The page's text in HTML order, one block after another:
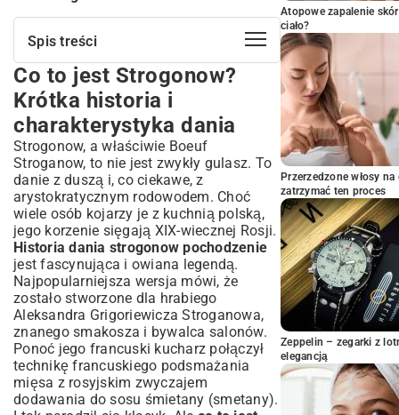
Spis treści
Co to jest Strogonow? Krótka historia i
charakterystyka dania
Niezbędne składniki do przygotowania
tradycyjnego Strogonowa
Wybór mięsa: Jaka wołowina będzie
najlepsza do Strogonowa?
Podstawa aromatycznego sosu: Grzyby,
cebula i inne warzywa
Tajemnica kremowości: Rola śmietany i
musztardy w sosie
Przyprawy, które podkreślą głębię smaku
Przygotowanie krok po kroku: Jak zrobić
idealnego Strogonowa
Wstępne przygotowanie składników:
Krojenie i marynowanie
Klucz do smaku: Smażenie mięsa i warzyw
Duszenie i zagęszczanie sosu: Osiąganie
perfekcyjnej konsystencji
Wariacje na temat Strogonowa: Jak
Co to jest Strogonow?
Krótka historia i
charakterystyka dania
Strogonow, a właściwie Boeuf
Stroganow, to nie jest zwykły gulasz. To
danie z duszą i, co ciekawe, z
arystokratycznym rodowodem. Choć
wiele osób kojarzy je z kuchnią polską,
jego korzenie sięgają XIX-wiecznej Rosji.
Historia dania strogonow pochodzenie
jest fascynująca i owiana legendą.
Najpopularniejsza wersja mówi, że
zostało stworzone dla hrabiego
Aleksandra Grigoriewicza Stroganowa,
znanego smakosza i bywalca salonów.
Ponoć jego francuski kucharz połączył
technikę francuskiego podsmażania
mięsa z rosyjskim zwyczajem
dodawania do sosu śmietany (smetany).
Atopowe zapalenie
ciało?
Przerzedzone włosy
zatrzymać ten proces
Zeppelin – zegarki z
elegancją